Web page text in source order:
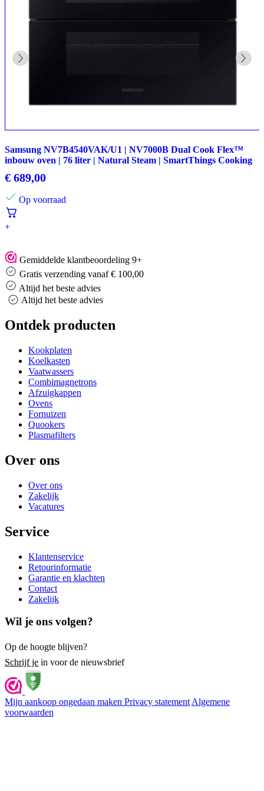
Samsung NV7B4540VAK/U1 | NV7000B Dual Cook Flex™
inbouw oven | 76 liter | Natural Steam | SmartThings Cooking
€ 689,00
Op voorraad
+
Gemiddelde klantbeoordeling 9+
Gratis verzending vanaf € 100,00
Altijd het beste advies
Altijd het beste advies
Ontdek producten
Kookplaten
Koelkasten
Vaatwassers
Combimagnetrons
Afzuigkappen
Ovens
Fornuizen
Quookers
Plasmafilters
Over ons
Over ons
Zakelijk
Vacatures
Service
Klantenservice
Retourinformatie
Garantie en klachten
Contact
Zakelijk
Wil je ons volgen?
Op de hoogte blijven?
Schrijf je in voor de nieuwsbrief
Mijn aankoop ongedaan maken Privacy statement Algemene
voorwaarden